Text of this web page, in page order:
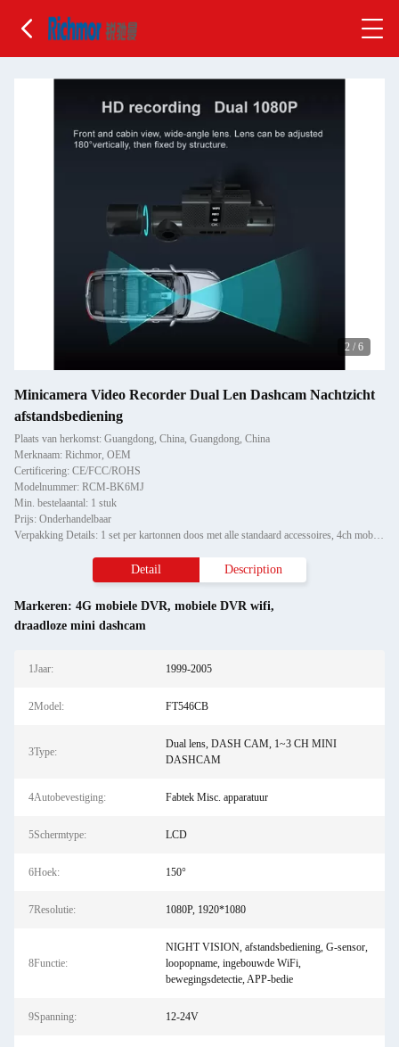
2 / 6
Minicamera Video Recorder Dual Len Dashcam Nachtzicht
afstandsbediening
Plaats van herkomst: Guangdong, China, Guangdong, China
Merknaam: Richmor, OEM
Certificering: CE/FCC/ROHS
Modelnummer: RCM-BK6MJ
Min. bestelaantal: 1 stuk
Prijs: Onderhandelbaar
Verpakking Details: 1 set per kartonnen doos met alle standaard accessoires, 4ch mobiele sofware met netwerk & mobie
Detail Description
Markeren: 4G mobiele DVR, mobiele DVR wifi,
draadloze mini dashcam
1Jaar: 1999-2005
2Model: FT546CB
3Type:
Dual lens, DASH CAM, 1~3 CH MINI
DASHCAM
4Autobevestiging: Fabtek Misc. apparatuur
5Schermtype: LCD
6Hoek: 150°
7Resolutie: 1080P, 1920*1080
8Functie:
NIGHT VISION, afstandsbediening, G-sensor,
loopopname, ingebouwde WiFi,
bewegingsdetectie, APP-bedie
9Spanning: 12-24V